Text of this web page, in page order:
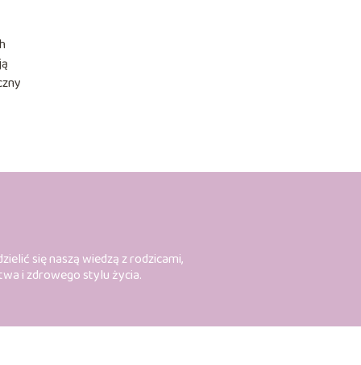
się naszą wiedzą z rodzicami,
i zdrowego stylu życia.